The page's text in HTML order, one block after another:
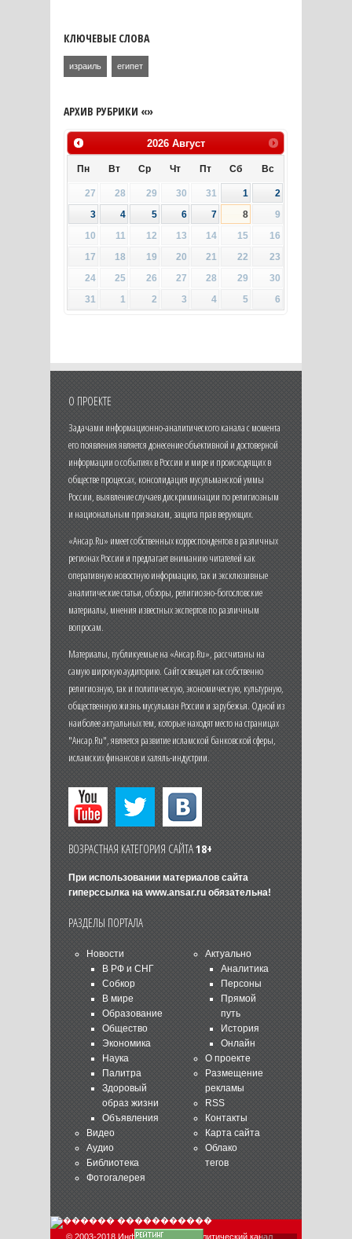
КЛЮЧЕВЫЕ СЛОВА
израиль египет
АРХИВ РУБРИКИ «»
2026 Август
Пн Вт Ср Чт Пт Сб Вс
27 28 29 30 31 1
2
3
4 5 6 7 8
9
10
11 12 13 14 15
16
17
18 19 20 21 22
23
24
25 26 27 28 29
30
31
1 2 3 4 5 6
О ПРОЕКТЕ
Задачами информационно-аналитического канала с момента
его появления является донесение объективной и достоверной
информации о событиях в России и мире и происходящих в
обществе процессах, консолидация мусульманской уммы
России, выявление случаев дискриминации по религиозным
и национальным признакам, защита прав верующих.
«Ансар.Ru» имеет собственных корреспондентов в различных
регионах России и предлагает вниманию читателей как
оперативную новостную информацию, так и эксклюзивные
аналитические статьи, обзоры, религиозно-богословские
материалы, мнения известных экспертов по различным
вопросам.
Материалы, публикуемые на «Ансар.Ru», рассчитаны на
самую широкую аудиторию. Сайт освещает как собственно
религиозную, так и политическую, экономическую, культурную,
общественную жизнь мусульман России и зарубежья. Одной из
наиболее актуальных тем, которые находят место на страницах
"Ансар.Ru", является развитие исламской банковской сферы,
исламских финансов и халяль-индустрии.
ВОЗРАСТНАЯ КАТЕГОРИЯ САЙТА18+
При использовании материалов сайта
гиперссылка на www.ansar.ruобязательна!
РАЗДЕЛЫ ПОРТАЛА
Новости
В РФ и СНГ
Собкор
В мире
Образование
Общество
Экономика
Наука
Палитра
Здоровый
образ жизни
Объявления
Видео
Аудио
Библиотека
Фотогалерея
Актуально
Аналитика
Персоны
Прямой
путь
История
Онлайн
О проекте
Размещение
рекламы
RSS
Контакты
Карта сайта
Облако
тегов
© 2003-2018 Информационно-аналитический канал